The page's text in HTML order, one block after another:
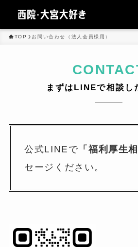
美容・リフレッシュ
オフ会・イベント
TOP お問い合わせ（法人会員様用）
まずはLINEで相談し
公式LINEで 「福利厚生相
セージください。